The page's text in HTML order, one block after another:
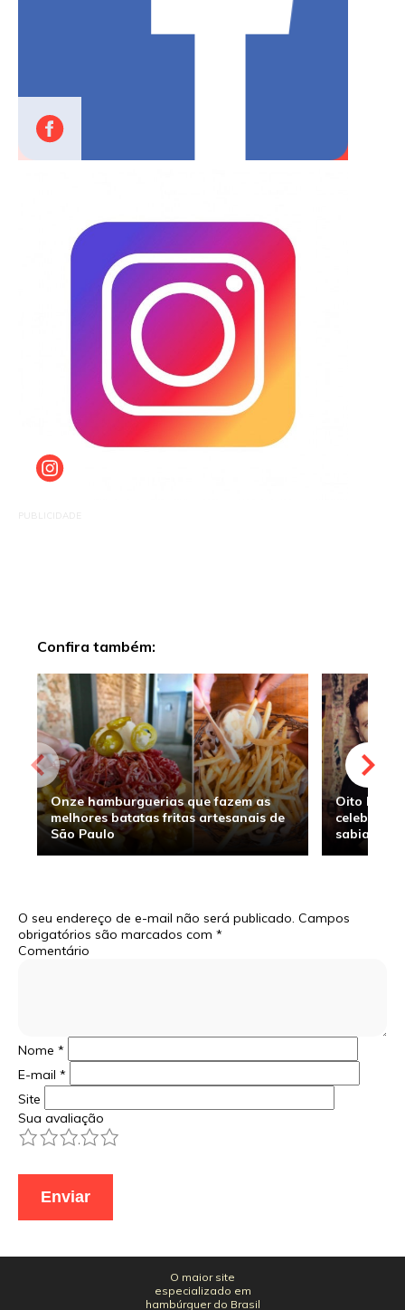
PUBLICIDADE
Confira também:
Onze hamburguerias que fazem as
melhores batatas fritas artesanais de
São Paulo
Oito
sabia
O seu endereço de e-mail não será publicado. Campos
obrigatórios são marcados com *
Comentário
Nome *
E-mail *
Site
Sua avaliação
5
4
3
2
O maior site
especializado em
hambúrguer do Brasil